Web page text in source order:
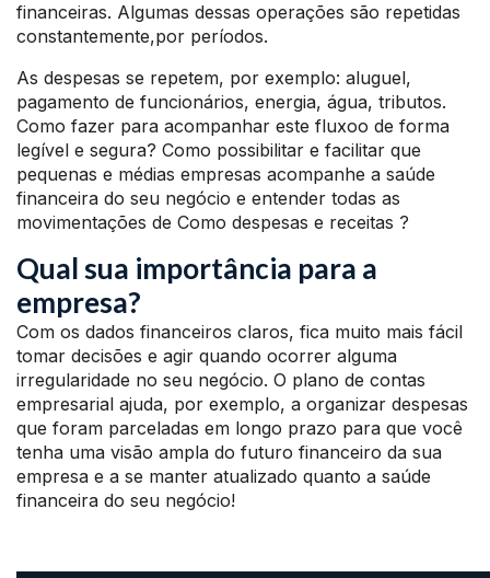
financeiras. Algumas dessas operações são repetidas
constantemente,por períodos.
As despesas se repetem, por exemplo: aluguel,
pagamento de funcionários, energia, água, tributos.
Como fazer para acompanhar este fluxoo de forma
legível e segura? Como possibilitar e facilitar que
pequenas e médias empresas acompanhe a saúde
financeira do seu negócio e entender todas as
movimentações de Como despesas e receitas ?
Qual sua importância para a
empresa?
Com os dados financeiros claros, fica muito mais fácil
tomar decisões e agir quando ocorrer alguma
irregularidade no seu negócio. O plano de contas
empresarial ajuda, por exemplo, a organizar despesas
que foram parceladas em longo prazo para que você
tenha uma visão ampla do futuro financeiro da sua
empresa e a se manter atualizado quanto a saúde
financeira do seu negócio!